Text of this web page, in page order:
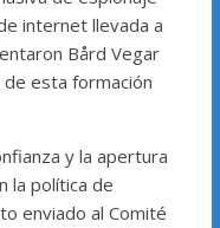
internet llevada a
Bård Vegar
de esta formación
y la apertura
la política de
enviado al Comité